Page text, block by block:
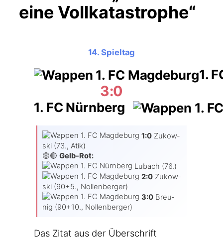
eine Vollkatastrophe“
14. Spieltag
1.
3:0
1. FC Nürnberg
1:0Zukow­
ski (73., Atik)
🟡🔴 Gelb-Rot:
Lubach (76.)
2:0Zukow­
ski (90+5., Nol­len­ber­ger)
3:0Breu­
nig (90+10., Nollenberger)
Das Zitat aus der Über­schrift